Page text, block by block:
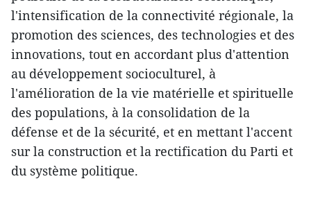
l'intensification de la connectivité régionale, la
promotion des sciences, des technologies et des
innovations, tout en accordant plus d'attention
au développement socioculturel, à
l'amélioration de la vie matérielle et spirituelle
des populations, à la consolidation de la
défense et de la sécurité, et en mettant l'accent
sur la construction et la rectification du Parti et
du système politique.